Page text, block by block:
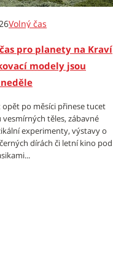
Volný čas
pro planety na Kraví
modely jsou
opět po měsíci přinese tucet
těles, zábavné
experimenty, výstavy o
dírách či letní kino pod